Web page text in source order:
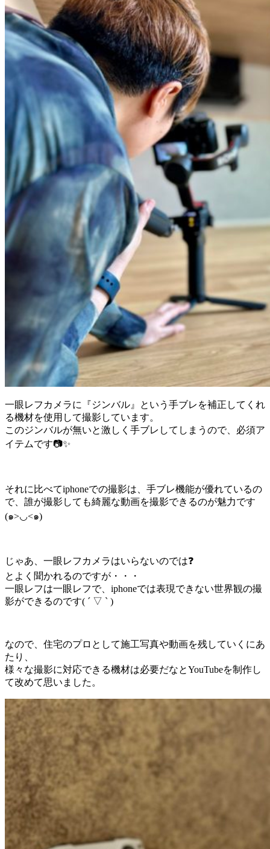
一眼レフカメラに『ジンバル』という手ブレを補正してくれ
る機材を使用して撮影しています。
このジンバルが無いと激しく手ブレしてしまうので、必須ア
イテムです📷✨
それに比べてiphoneでの撮影は、手ブレ機能が優れているの
で、誰が撮影しても綺麗な動画を撮影できるのが魅力です
(๑>◡<๑)
じゃあ、一眼レフカメラはいらないのでは❓
とよく聞かれるのですが・・・
一眼レフは一眼レフで、iphoneでは表現できない世界観の撮
影ができるのです( ´ ▽ ` )
なので、住宅のプロとして施工写真や動画を残していくにあ
たり、
様々な撮影に対応できる機材は必要だなとYouTubeを制作し
て改めて思いました。